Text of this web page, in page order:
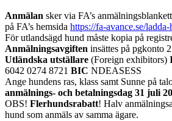
Anmälan sker via FA’s
på FA’s hemsida https://fa-avance.se/
För utlandsägd hund måste kopia på
Anmälningsavgiften insättes på pgkonto
Utländska utställare (Foreign exhibitors)
6042 0274 8721 BIC NDEASESS
Ange hundens ras, klass samt Sunne på
anmälnings- och betalningsdag 31 juli
OBS! Flerhundsrabatt! Halv
hund som anmäls av samma ägare.